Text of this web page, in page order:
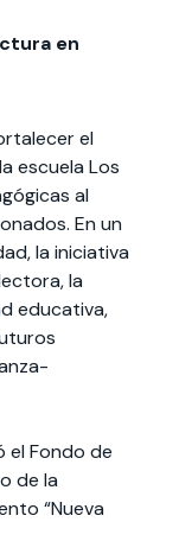
en
el
escuela Los
al
En un
la iniciativa
la
educativa,
el Fondo de
de la
“Nueva